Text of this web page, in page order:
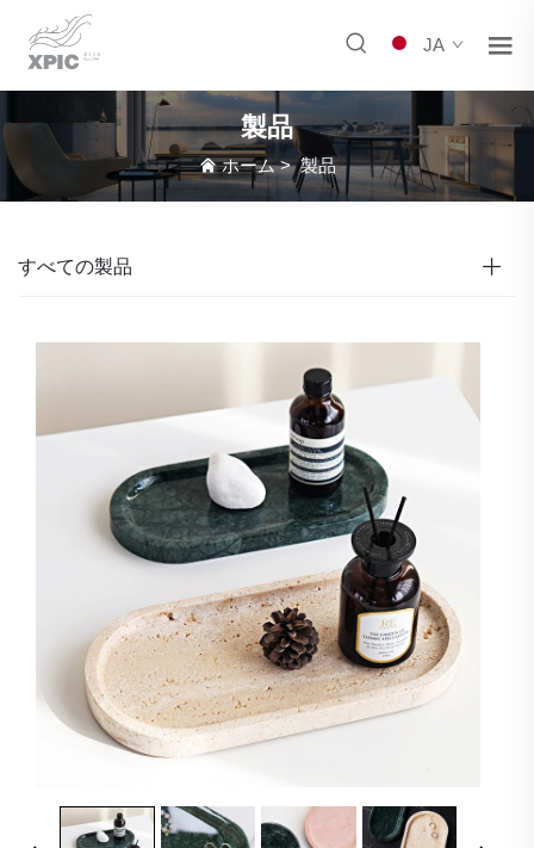
JA
製品
ホーム>製品
すべての製品